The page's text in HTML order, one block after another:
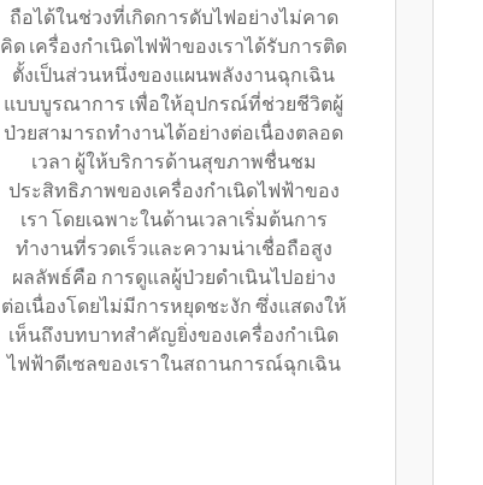
ถือได้ในช่วงที่เกิดการดับไฟอย่างไม่คาด
คิด เครื่องกำเนิดไฟฟ้าของเราได้รับการติด
ตั้งเป็นส่วนหนึ่งของแผนพลังงานฉุกเฉิน
แบบบูรณาการ เพื่อให้อุปกรณ์ที่ช่วยชีวิตผู้
ป่วยสามารถทำงานได้อย่างต่อเนื่องตลอด
เวลา ผู้ให้บริการด้านสุขภาพชื่นชม
ประสิทธิภาพของเครื่องกำเนิดไฟฟ้าของ
เรา โดยเฉพาะในด้านเวลาเริ่มต้นการ
ทำงานที่รวดเร็วและความน่าเชื่อถือสูง
ผลลัพธ์คือ การดูแลผู้ป่วยดำเนินไปอย่าง
ต่อเนื่องโดยไม่มีการหยุดชะงัก ซึ่งแสดงให้
เห็นถึงบทบาทสำคัญยิ่งของเครื่องกำเนิด
ไฟฟ้าดีเซลของเราในสถานการณ์ฉุกเฉิน